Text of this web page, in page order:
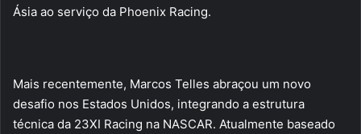
Ásia ao serviço da Phoenix Racing.
Mais recentemente, Marcos Telles abraçou um novo
desafio nos Estados Unidos, integrando a estrutura
técnica da 23XI Racing na NASCAR. Atualmente baseado